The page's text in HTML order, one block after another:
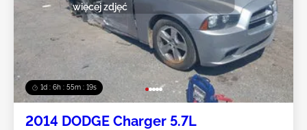
1d : 6h : 55m : 16s
więcej zdjęć
2014 DODGE Charger 5.7L